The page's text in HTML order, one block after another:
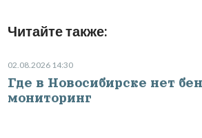
Читайте также:
02.08.2026 14:30
Где в Новосибирске нет
мониторинг